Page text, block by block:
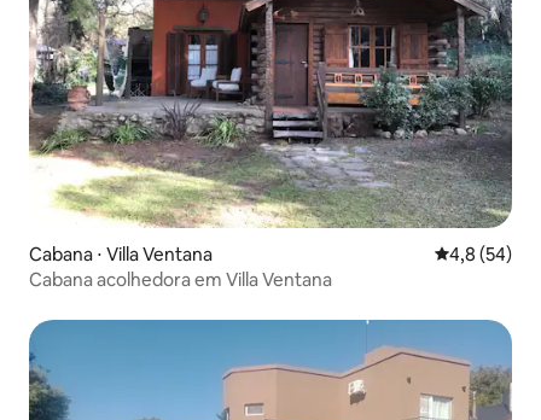
Cabana ⋅ Villa Ventana 4,8 de uma
4,8 (54)
Cabana acolhedora em Villa Ventana